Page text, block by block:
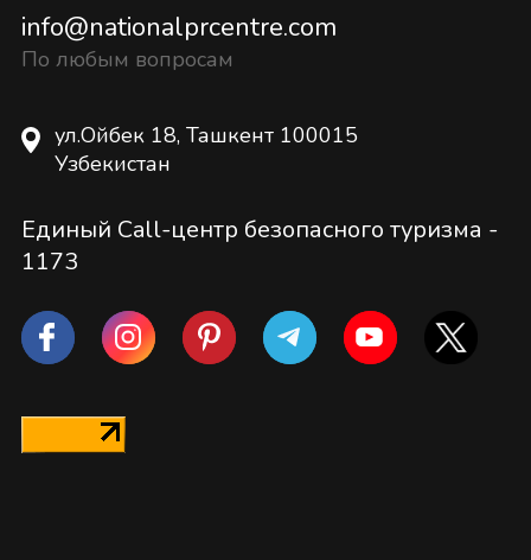
info@nationalprcentre.com
По любым вопросам
ул.Ойбек 18, Ташкент 100015
Узбекистан
Единый Call-центр безопасного туризма -
1173